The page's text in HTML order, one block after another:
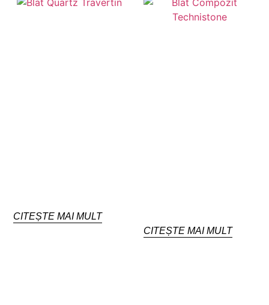
CITEȘTE MAI MULT
CITEȘTE MAI MULT